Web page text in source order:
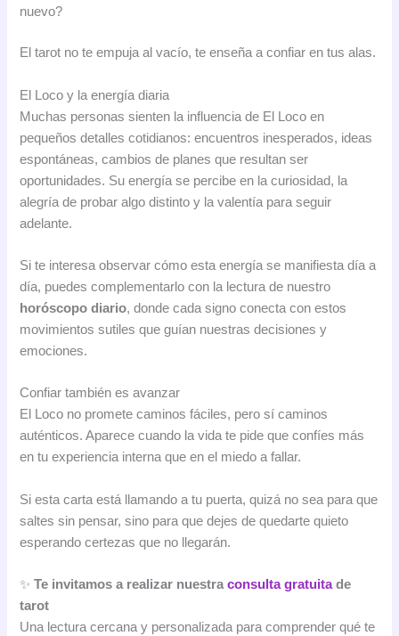
nuevo?
El tarot no te empuja al vacío, te enseña a confiar en tus alas.
El Loco y la energía diaria
Muchas personas sienten la influencia de El Loco en
pequeños detalles cotidianos: encuentros inesperados, ideas
espontáneas, cambios de planes que resultan ser
oportunidades. Su energía se percibe en la curiosidad, la
alegría de probar algo distinto y la valentía para seguir
adelante.
Si te interesa observar cómo esta energía se manifiesta día a
día, puedes complementarlo con la lectura de nuestro
horóscopo diario, donde cada signo conecta con estos
movimientos sutiles que guían nuestras decisiones y
emociones.
Confiar también es avanzar
El Loco no promete caminos fáciles, pero sí caminos
auténticos. Aparece cuando la vida te pide que confíes más
en tu experiencia interna que en el miedo a fallar.
Si esta carta está llamando a tu puerta, quizá no sea para que
saltes sin pensar, sino para que dejes de quedarte quieto
esperando certezas que no llegarán.
✨Te invitamos a realizar nuestraconsulta gratuitade
tarot
Una lectura cercana y personalizada para comprender qué te